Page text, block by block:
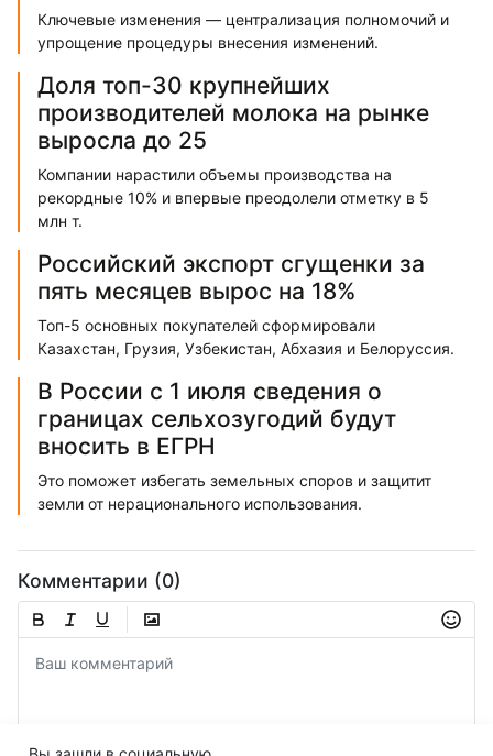
Ключевые изменения — централизация полномочий и
упрощение процедуры внесения изменений.
Доля топ-30 крупнейших
производителей молока на рынке
выросла до 25
Компании нарастили объемы производства на
рекордные 10% и впервые преодолели отметку в 5
млн т.
Российский экспорт сгущенки за
пять месяцев вырос на 18%
Топ-5 основных покупателей сформировали
Казахстан, Грузия, Узбекистан, Абхазия и Белоруссия.
В России с 1 июля сведения о
границах сельхозугодий будут
вносить в ЕГРН
Это поможет избегать земельных споров и защитит
земли от нерационального использования.
Комментарии (0)